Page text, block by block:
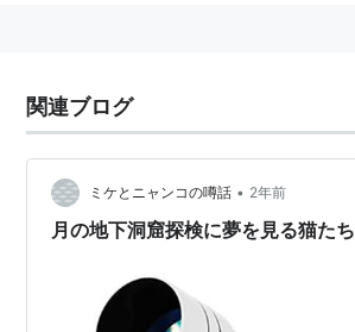
関連ブログ
ミケとニャンコの噂話 • 2年前
月の地下洞窟探検に夢を見る猫たち